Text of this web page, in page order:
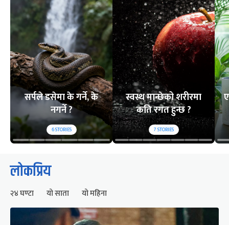
सर्पले डसेमा के गर्ने, के
नगर्ने ?
6STORIES
स्वस्थ मान्छेको शरीरमा
कति रगत हुन्छ ?
7STORIES
लोकप्रिय
२४ घण्टा यो साता यो महिना